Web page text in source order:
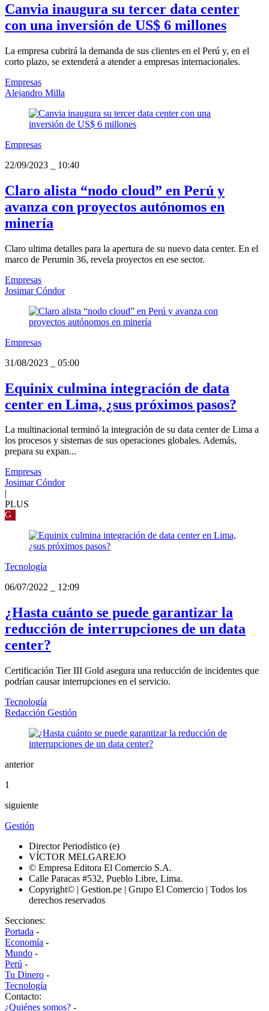
Canvia inaugura su tercer data center
con una inversión de US$ 6 millones
La empresa cubrirá la demanda de sus clientes en el Perú y, en el
corto plazo, se extenderá a atender a empresas internacionales.
Empresas
Alejandro Milla
Empresas
22/09/2023
10:40
Claro alista “nodo cloud” en Perú y
avanza con proyectos autónomos en
minería
Claro ultima detalles para la apertura de su nuevo data center. En el
marco de Perumin 36, revela proyectos en ese sector.
Empresas
Josimar Cóndor
Empresas
31/08/2023
05:00
Equinix culmina integración de data
center en Lima, ¿sus próximos pasos?
La multinacional terminó la integración de su data center de Lima a
los procesos y sistemas de sus operaciones globales. Además,
prepara su expan...
Empresas
Josimar Cóndor
|
PLUS
G
Tecnología
06/07/2022
12:09
¿Hasta cuánto se puede garantizar la
reducción de interrupciones de un data
center?
Certificación Tier III Gold asegura una reducción de incidentes que
podrían causar interrupciones en el servicio.
Tecnología
Redacción Gestión
anterior
1
siguiente
Gestión
Director Periodístico (e)
VÍCTOR MELGAREJO
© Empresa Editora El Comercio S.A.
Calle Paracas #532, Pueblo Libre, Lima.
Copyright© | Gestion.pe | Grupo El Comercio | Todos los
derechos reservados
Secciones:
Portada -
Economía -
Mundo -
Perú -
Tu Dinero -
Tecnología
Contacto:
¿Quiénes somos? -